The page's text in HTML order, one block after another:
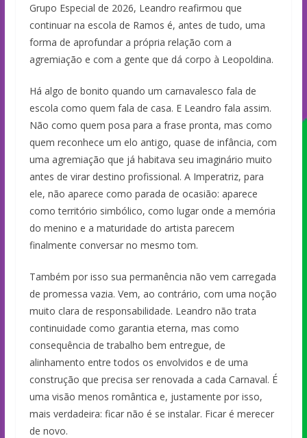
Grupo Especial de 2026, Leandro reafirmou que
continuar na escola de Ramos é, antes de tudo, uma
forma de aprofundar a própria relação com a
agremiação e com a gente que dá corpo à Leopoldina.
Há algo de bonito quando um carnavalesco fala de
escola como quem fala de casa. E Leandro fala assim.
Não como quem posa para a frase pronta, mas como
quem reconhece um elo antigo, quase de infância, com
uma agremiação que já habitava seu imaginário muito
antes de virar destino profissional. A Imperatriz, para
ele, não aparece como parada de ocasião: aparece
como território simbólico, como lugar onde a memória
do menino e a maturidade do artista parecem
finalmente conversar no mesmo tom.
Também por isso sua permanência não vem carregada
de promessa vazia. Vem, ao contrário, com uma noção
muito clara de responsabilidade. Leandro não trata
continuidade como garantia eterna, mas como
consequência de trabalho bem entregue, de
alinhamento entre todos os envolvidos e de uma
construção que precisa ser renovada a cada Carnaval. É
uma visão menos romântica e, justamente por isso,
mais verdadeira: ficar não é se instalar. Ficar é merecer
de novo.